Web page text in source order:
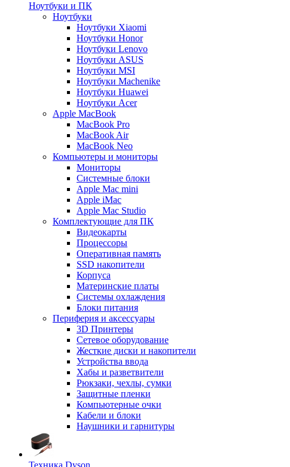
Ноутбуки и ПК
Ноутбуки
Ноутбуки Xiaomi
Ноутбуки Honor
Ноутбуки Lenovo
Ноутбуки ASUS
Ноутбуки MSI
Ноутбуки Machenike
Ноутбуки Huawei
Ноутбуки Acer
Apple MacBook
MacBook Pro
MacBook Air
MacBook Neo
Компьютеры и мониторы
Мониторы
Системные блоки
Apple Mac mini
Apple iMac
Apple Mac Studio
Комплектующие для ПК
Видеокарты
Процессоры
Оперативная память
SSD накопители
Корпуса
Материнские платы
Системы охлаждения
Блоки питания
Периферия и аксессуары
3D Принтеры
Сетевое оборудование
Жесткие диски и накопители
Устройства ввода
Хабы и разветвители
Рюкзаки, чехлы, сумки
Защитные пленки
Компьютерные очки
Кабели и блоки
Наушники и гарнитуры
Техника Dyson